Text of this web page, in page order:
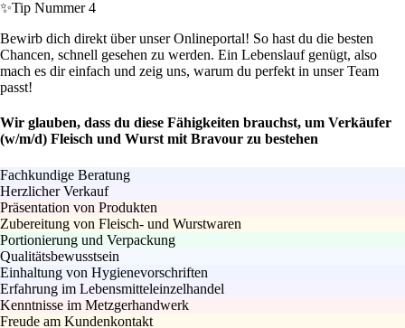
✨Tip Nummer 4
Bewirb dich direkt über unser Onlineportal! So hast du die besten
Chancen, schnell gesehen zu werden. Ein Lebenslauf genügt, also
mach es dir einfach und zeig uns, warum du perfekt in unser Team
passt!
Wir glauben, dass du diese Fähigkeiten brauchst, um Verkäufer
(w/m/d) Fleisch und Wurst mit Bravour zu bestehen
Fachkundige Beratung
Herzlicher Verkauf
Präsentation von Produkten
Zubereitung von Fleisch- und Wurstwaren
Portionierung und Verpackung
Qualitätsbewusstsein
Einhaltung von Hygienevorschriften
Erfahrung im Lebensmitteleinzelhandel
Kenntnisse im Metzgerhandwerk
Freude am Kundenkontakt